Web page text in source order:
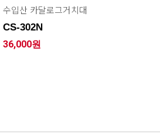
수입산 카달로그거치대
CS-302N
36,000원